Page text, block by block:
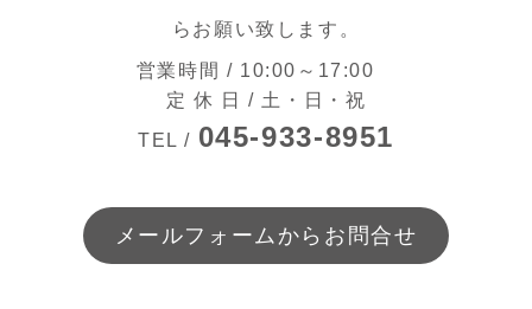
らお願い致します。
営業時間 / 10:00～17:00
定 休 日 / 土・日・祝
TEL / 045-933-8951
メールフォームからお問合せ